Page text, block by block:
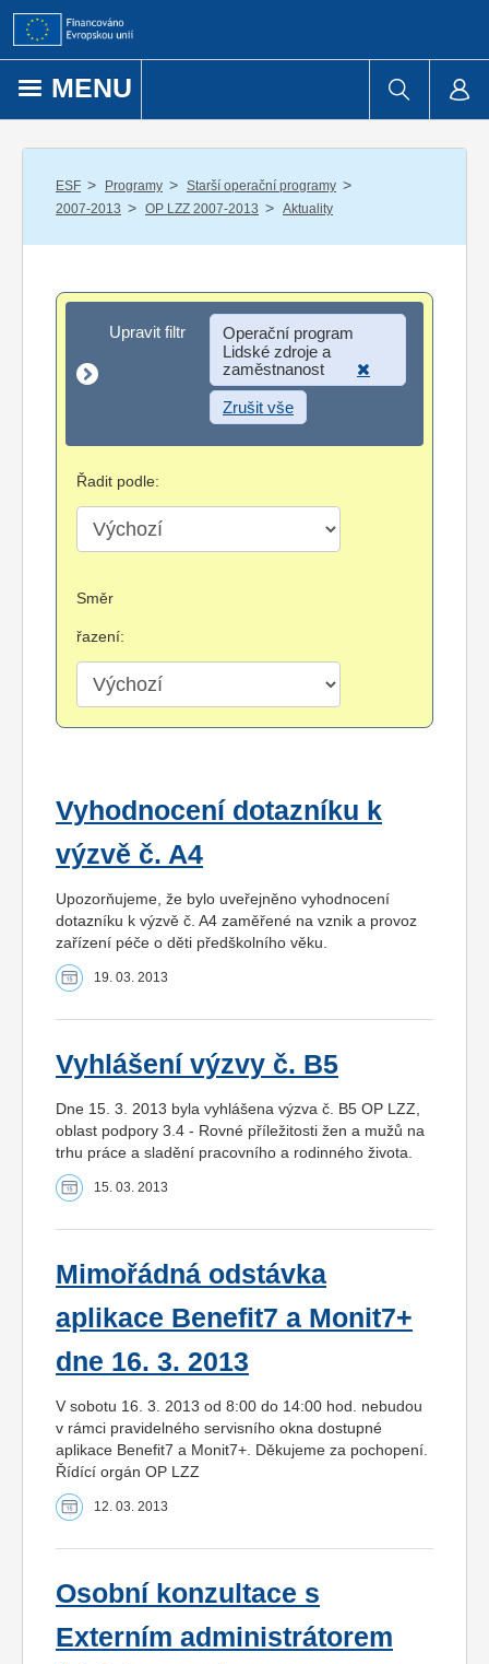
Přejít k obsahu
MENU
ESF / Programy / Starší operační programy /
2007-2013 / OP LZZ 2007-2013 / Aktuality
Upravit filtr
Upravit filtr
Operační program
Lidské zdroje a
zaměstnanost
Zrušit vše
Řadit podle:
Směr
řazení:
Vyhodnocení dotazníku k
výzvě č. A4
Upozorňujeme, že bylo uveřejněno vyhodnocení
dotazníku k výzvě č. A4 zaměřené na vznik a provoz
zařízení péče o děti předškolního věku.
19. 03. 2013
Vyhlášení výzvy č. B5
Dne 15. 3. 2013 byla vyhlášena výzva č. B5 OP LZZ,
oblast podpory 3.4 - Rovné příležitosti žen a mužů na
trhu práce a sladění pracovního a rodinného života.
15. 03. 2013
Mimořádná odstávka
aplikace Benefit7 a Monit7+
dne 16. 3. 2013
V sobotu 16. 3. 2013 od 8:00 do 14:00 hod. nebudou
v rámci pravidelného servisního okna dostupné
aplikace Benefit7 a Monit7+. Děkujeme za pochopení.
Řídící orgán OP LZZ
12. 03. 2013
Osobní konzultace s
Externím administrátorem